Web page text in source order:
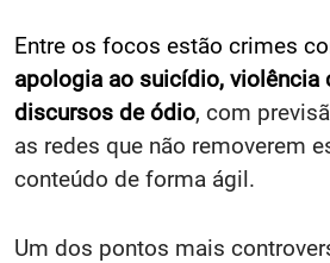
Entre os focos estão crimes
apologia ao suicídio, violência
discursos de ódio, com
as redes que não removerem
conteúdo de forma ágil.
Um dos pontos mais